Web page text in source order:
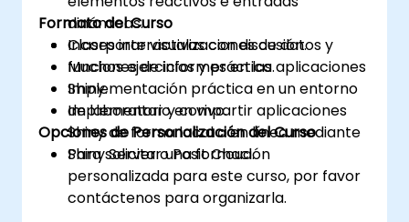
dinámicas.
Incorporar visualizaciones de datos y
funciones de informes en las aplicaciones
Shiny.
Implementar y compartir aplicaciones
Shiny de forma local o en línea mediante
Shiny Server o Posit Cloud.
Formato del Curso
Clases interactivas con discusión.
Muchos ejercicios y práctica.
Implementación práctica en un entorno
de laboratorio en vivo.
Opciones de Personalización del Curso
Para solicitar una formación
personalizada para este curso, por favor
contáctenos para organizarla.